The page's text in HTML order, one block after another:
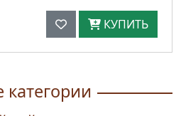
КУПИТЬ